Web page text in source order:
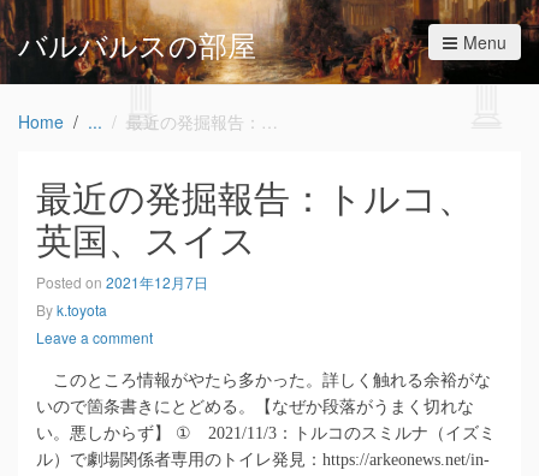
バルバルスの部屋 Menu
Home 最近の発掘報告：トルコ、英国、スイス
最近の発掘報告：トルコ、
英国、スイス
Posted on 2021年12月7日
Byk.toyota
Leave a comment
このところ情報がやたら多かった。詳しく触れる余裕がな
いので箇条書きにとどめる。【なぜか段落がうまく切れな
い。悪しからず】
① 2021/11/3 ：トルコのスミルナ（イズミ
ル）で劇場関係者専用のトイレ発見： https://arkeonews.net/in-